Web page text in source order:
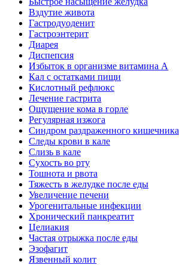
Вздутие живота
Гастродуоденит
Гастроэнтерит
Диарея
Диспепсия
Избыток в организме витамина А
Кал с остатками пищи
Кислотный рефлюкс
Лечение гастрита
Ощущение кома в горле
Регулярная изжога
Синдром раздраженного кишечника
Следы крови в кале
Слизь в кале
Сухость во рту
Тошнота и рвота
Тяжесть в желудке после еды
Увеличение печени
Урогенитальные инфекции
Хронический панкреатит
Целиакия
Частая отрыжка после еды
Эзофагит
Язвенный колит